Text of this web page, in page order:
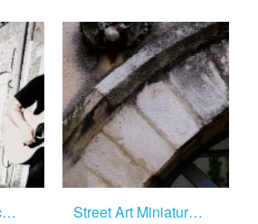
Duo Folk Québécois – Musique Street Art Miniature – Arts Plastiques